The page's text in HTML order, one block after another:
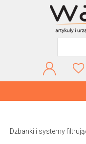
Dzbanki i systemy